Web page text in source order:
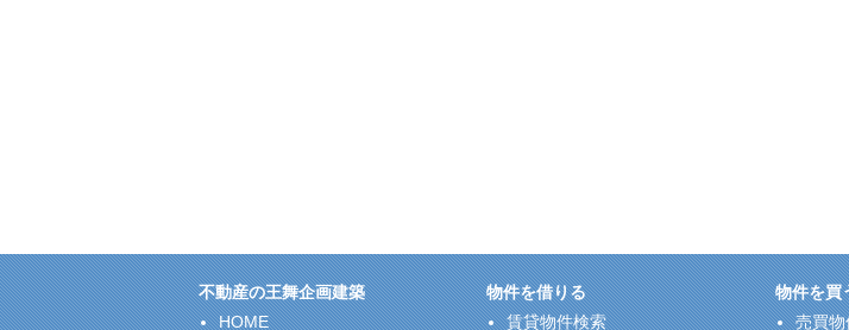
不動産の王舞企画建築
HOME
物件を借りる
賃貸物件検索
物件を買
売買物